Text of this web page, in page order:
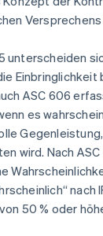
unterscheiden
Einbringlichkeit
ASC 606
es
wird. Nach
nach
50 % oder